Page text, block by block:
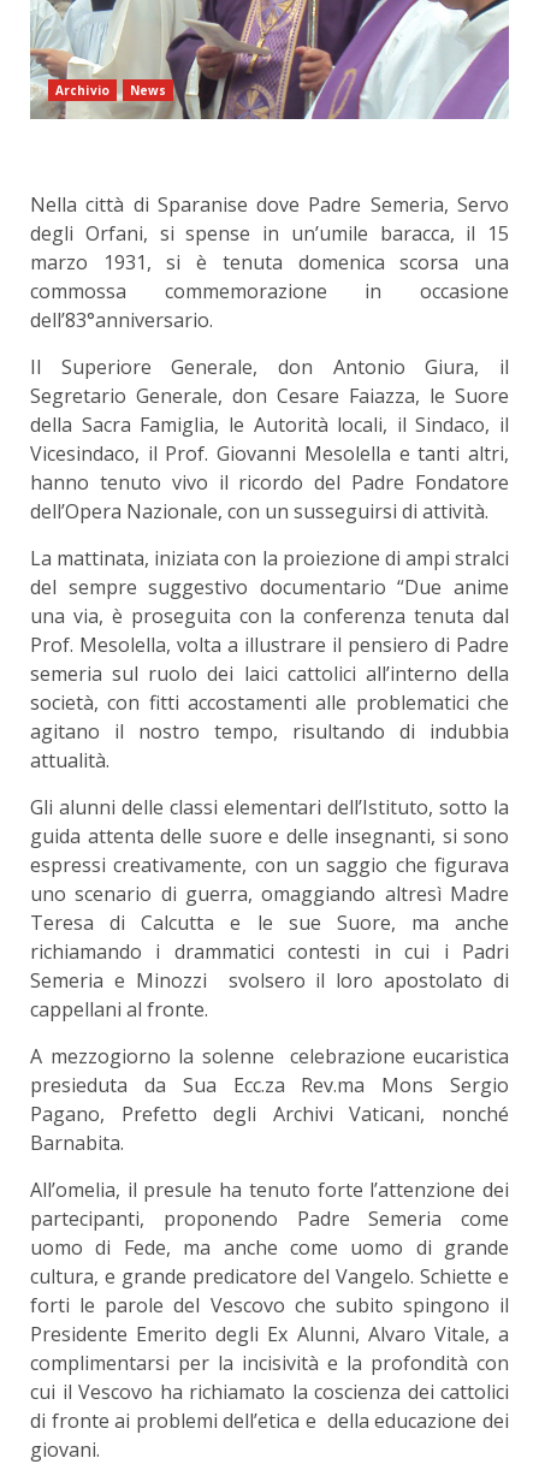
Archivio News
Nella città di Sparanise dove Padre Semeria, Servo
degli Orfani, si spense in un’umile baracca, il 15
marzo 1931, si è tenuta domenica scorsa una
commossa commemorazione in occasione
dell’83°anniversario.
Il Superiore Generale, don Antonio Giura, il
Segretario Generale, don Cesare Faiazza, le Suore
della Sacra Famiglia, le Autorità locali, il Sindaco, il
Vicesindaco, il Prof. Giovanni Mesolella e tanti altri,
hanno tenuto vivo il ricordo del Padre Fondatore
dell’Opera Nazionale, con un susseguirsi di attività.
La mattinata, iniziata con la proiezione di ampi stralci
del sempre suggestivo documentario “Due anime
una via, è proseguita con la conferenza tenuta dal
Prof. Mesolella, volta a illustrare il pensiero di Padre
semeria sul ruolo dei laici cattolici all’interno della
società, con fitti accostamenti alle problematici che
agitano il nostro tempo, risultando di indubbia
attualità.
Gli alunni delle classi elementari dell’Istituto, sotto la
guida attenta delle suore e delle insegnanti, si sono
espressi creativamente, con un saggio che figurava
uno scenario di guerra, omaggiando altresì Madre
Teresa di Calcutta e le sue Suore, ma anche
richiamando i drammatici contesti in cui i Padri
Semeria e Minozzi svolsero il loro apostolato di
cappellani al fronte.
A mezzogiorno la solenne celebrazione eucaristica
presieduta da Sua Ecc.za Rev.ma Mons Sergio
Pagano, Prefetto degli Archivi Vaticani, nonché
Barnabita.
All’omelia, il presule ha tenuto forte l’attenzione dei
partecipanti, proponendo Padre Semeria come
uomo di Fede, ma anche come uomo di grande
cultura, e grande predicatore del Vangelo. Schiette e
forti le parole del Vescovo che subito spingono il
Presidente Emerito degli Ex Alunni, Alvaro Vitale, a
complimentarsi per la incisività e la profondità con
cui il Vescovo ha richiamato la coscienza dei cattolici
di fronte ai problemi dell’etica e della educazione dei
giovani.